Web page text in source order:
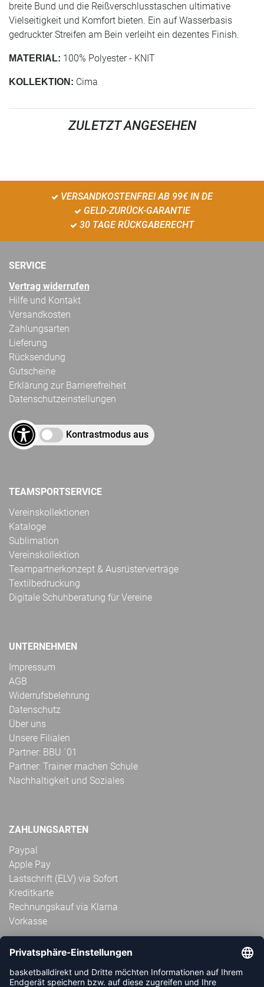
breite Bund und die Reißverschlusstaschen ultimative
Vielseitigkeit und Komfort bieten. Ein auf Wasserbasis
gedruckter Streifen am Bein verleiht ein dezentes Finish.
MATERIAL: 100% Polyester - KNIT
KOLLEKTION: Cima
ZULETZT ANGESEHEN
VERSANDKOSTENFREI AB 99€ IN DE
GELD-ZURÜCK-GARANTIE
30 TAGE RÜCKGABERECHT
SERVICE
Vertrag widerrufen
Hilfe und Kontakt
Versandkosten
Zahlungsarten
Lieferung
Rücksendung
Gutscheine
Erklärung zur Barrierefreiheit
Datenschutzeinstellungen
Kontrastmodus aus
TEAMSPORTSERVICE
Vereinskollektionen
Kataloge
Sublimation
Vereinskollektion
Teampartnerkonzept & Ausrüsterverträge
Textilbedruckung
Digitale Schuhberatung für Vereine
UNTERNEHMEN
Impressum
AGB
Widerrufsbelehrung
Datenschutz
Über uns
Unsere Filialen
Partner: BBU ´01
Partner: Trainer machen Schule
Nachhaltigkeit und Soziales
ZAHLUNGSARTEN
Paypal
Apple Pay
Lastschrift (ELV) via Sofort
Kreditkarte
Rechnungskauf via Klarna
Vorkasse
ABONNIERE JETZT DEN KOSTENLOSEN
HANDBALLDIREKT-NEWSLETTER UND VERPASSE KEINE